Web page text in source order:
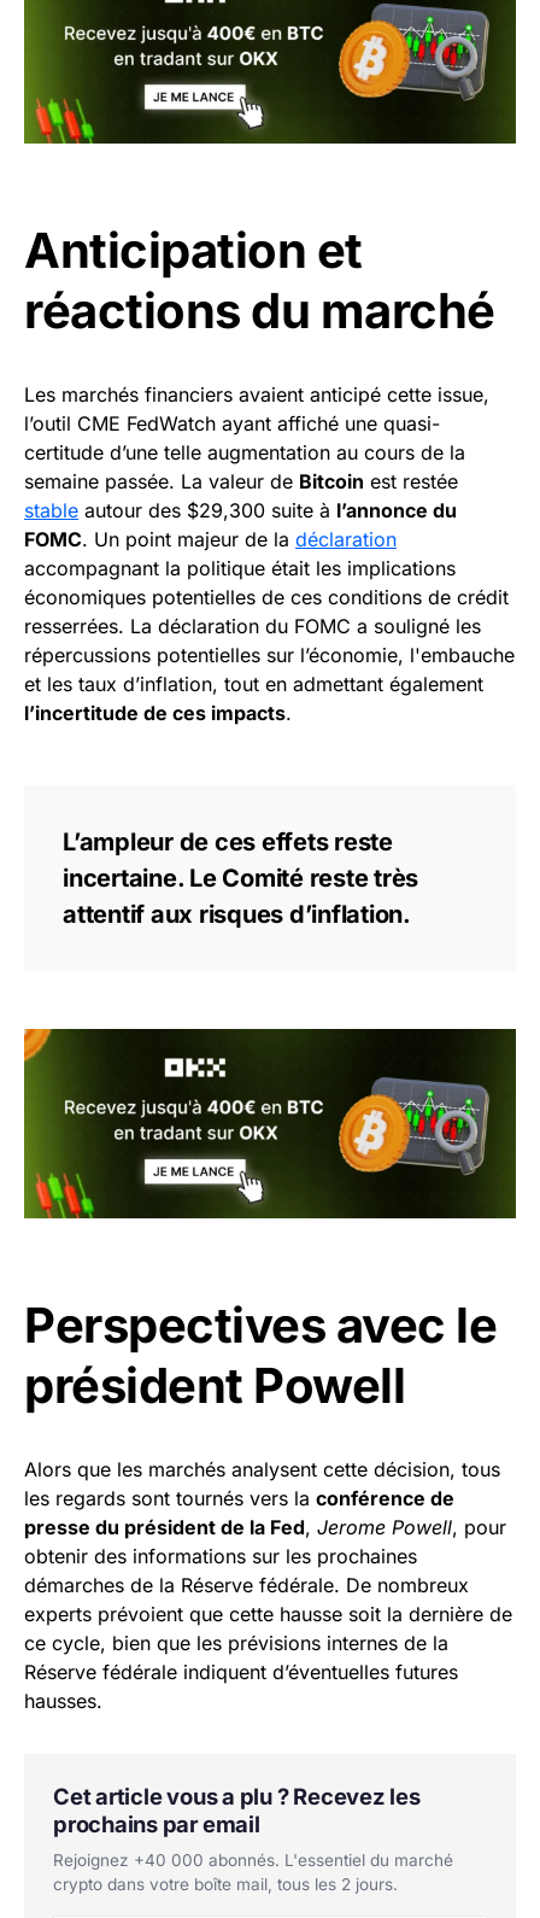
Anticipation et
réactions du marché
Les marchés financiers avaient anticipé cette issue,
l’outil CME FedWatch ayant affiché une quasi-
certitude d’une telle augmentation au cours de la
semaine passée. La valeur de Bitcoin est restée
stable autour des $29,300 suite à l’annonce du
FOMC. Un point majeur de la déclaration
accompagnant la politique était les implications
économiques potentielles de ces conditions de crédit
resserrées. La déclaration du FOMC a souligné les
répercussions potentielles sur l’économie, l'embauche
et les taux d’inflation, tout en admettant également
l’incertitude de ces impacts.
L’ampleur de ces effets reste
incertaine. Le Comité reste très
attentif aux risques d’inflation.
Perspectives avec le
président Powell
Alors que les marchés analysent cette décision, tous
les regards sont tournés vers la conférence de
presse du président de la Fed, Jerome Powell, pour
obtenir des informations sur les prochaines
démarches de la Réserve fédérale. De nombreux
experts prévoient que cette hausse soit la dernière de
ce cycle, bien que les prévisions internes de la
Réserve fédérale indiquent d’éventuelles futures
hausses.
Cet article vous a plu ? Recevez les
prochains par email
Rejoignez +40 000 abonnés. L'essentiel du marché
crypto dans votre boîte mail, tous les 2 jours.